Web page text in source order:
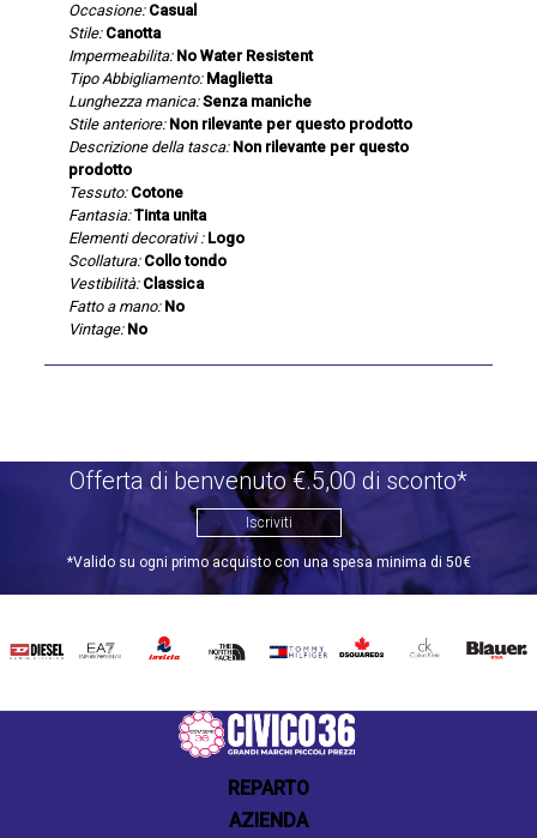
Occasione: Casual
Stile: Canotta
Impermeabilita: No Water Resistent
Tipo Abbigliamento: Maglietta
Lunghezza manica: Senza maniche
Stile anteriore: Non rilevante per questo prodotto
Descrizione della tasca: Non rilevante per questo
prodotto
Tessuto: Cotone
Fantasia: Tinta unita
Elementi decorativi : Logo
Scollatura: Collo tondo
Vestibilità: Classica
Fatto a mano: No
Vintage: No
Offerta di benvenuto €.5,00 di sconto*
Iscriviti
*Valido su ogni primo acquisto con una spesa minima di 50€
DIESEL EA7 INVICTATHE
TOMMY
DSQUARED2
CALVIN BLAUER
REPARTO
AZIENDA